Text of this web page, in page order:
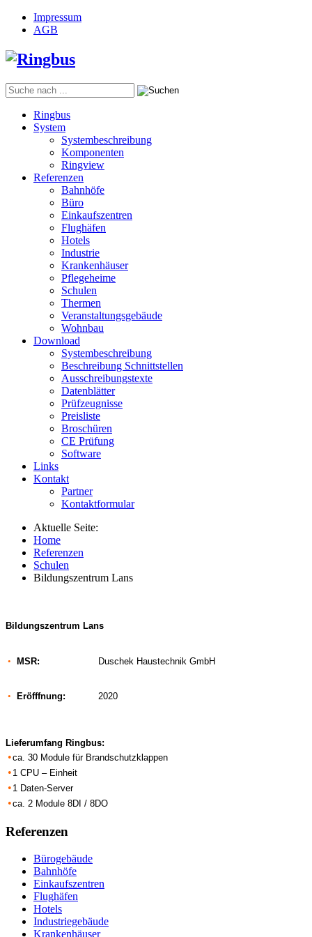
Impressum
AGB
Ringbus
System
Systembeschreibung
Komponenten
Ringview
Referenzen
Bahnhöfe
Büro
Einkaufszentren
Flughäfen
Hotels
Industrie
Krankenhäuser
Pflegeheime
Schulen
Thermen
Veranstaltungsgebäude
Wohnbau
Download
Systembeschreibung
Beschreibung Schnittstellen
Ausschreibungstexte
Datenblätter
Prüfzeugnisse
Preisliste
Broschüren
CE Prüfung
Software
Links
Kontakt
Partner
Kontaktformular
Aktuelle Seite:
Home
Referenzen
Schulen
Bildungszentrum Lans
Bildungszentrum Lans
• MSR: Duschek Haustechnik GmbH
• Eröfffnung: 2020
Lieferumfang Ringbus:
•
ca. 30 Module für Brandschutzklappen
• 1 CPU – Einheit
• 1 Daten-Server
•ca. 2 Module 8DI / 8DO
Referenzen
Bürogebäude
Bahnhöfe
Einkaufszentren
Flughäfen
Hotels
Industriegebäude
Krankenhäuser